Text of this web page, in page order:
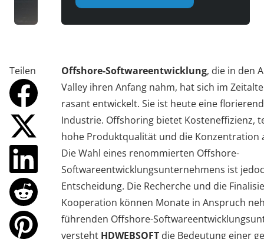
Teilen Offshore-Softwareentwicklung, die in den
Valley ihren Anfang nahm, hat sich im
rasant entwickelt. Sie ist heute eine
Industrie. Offshoring bietet Kosteneffizienz,
hohe Produktqualität und die Konzentration
Die Wahl eines renommierten Offshore-
Softwareentwicklungsunternehmens ist
Entscheidung. Die Recherche und die
Kooperation können Monate in Anspruch
führenden Offshore-
versteht HDWEBSOFT die Bedeutung einer